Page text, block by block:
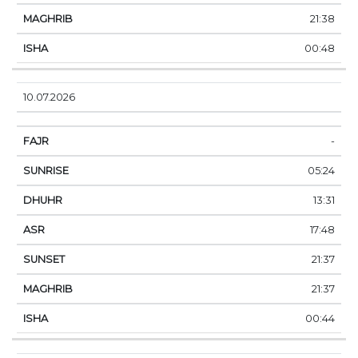
21:38
00:48
10.07.2026
-
05:24
13:31
17:48
21:37
21:37
00:44